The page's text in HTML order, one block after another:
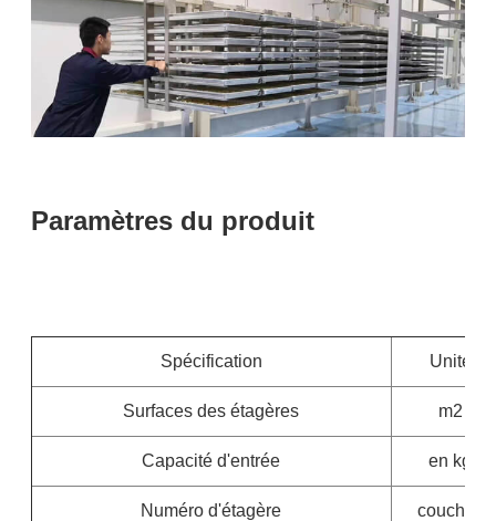
Paramètres du produit
Spécification Unité
Surfaces des étagères m2
Capacité d'entrée en kg
Numéro d'étagère couches